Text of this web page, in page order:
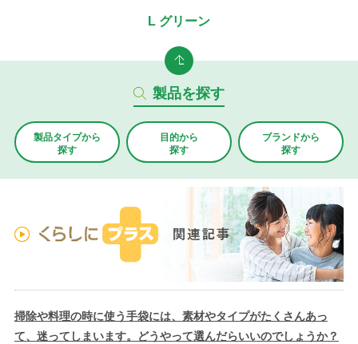
L グリーン
製品を探す
製品タイプから
探す
目的から
探す
ブランドから
探す
掃除や料理の時に使う手袋には、素材やタイプがたくさんあっ
て、迷ってしまいます。どうやって選んだらいいのでしょうか？